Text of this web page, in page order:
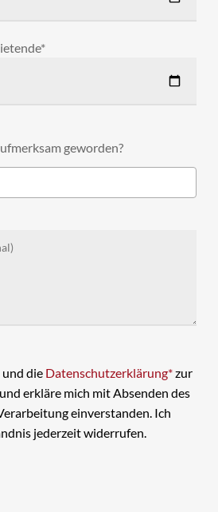
geworden?
und die Datenschutzerklärung*zur
erkläre mich mit Absenden des
einverstanden. Ich
jederzeit widerrufen.